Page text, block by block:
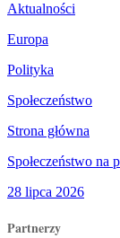
Aktualności
Europa
Polityka
Społeczeństwo
Strona główna
Społeczeństwo na
28 lipca 2026
Partnerzy